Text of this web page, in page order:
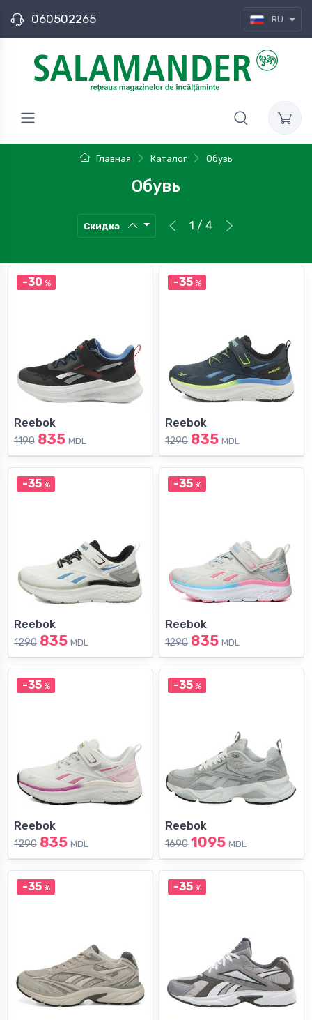
060502265 RU
Главная Каталог Обувь
Обувь
Скидка 1 / 4
-30 %
Reebok
1190 835 MDL
-35%
Reebok
1290 835 MDL
-35%
Reebok
1290 835 MDL
-35%
Reebok
1290 835 MDL
-35%
Reebok
1290 835 MDL
-35%
Reebok
1690 1095 MDL
-35% -35%